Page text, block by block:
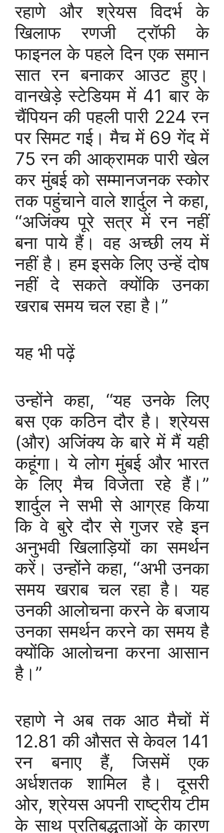
रहाणे और श्रेयस विदर्भ के
खिलाफ रणजी ट्रॉफी के
फाइनल के पहले दिन एक समान
सात रन बनाकर आउट हुए।
वानखेड़े स्टेडियम में 41 बार के
चैंपियन की पहली पारी 224 रन
पर सिमट गई। मैच में 69 गेंद में
75 रन की आक्रामक पारी खेल
कर मुंबई को सम्मानजनक स्कोर
तक पहुंचाने वाले शार्दुल ने कहा,
‘‘अजिंक्य पूरे सत्र में रन नहीं
बना पाये हैं। वह अच्छी लय में
नहीं है। हम इसके लिए उन्हें दोष
नहीं दे सकते क्योंकि उनका
खराब समय चल रहा है।”
यह भी पढ़ें
उन्होंने कहा, ‘‘यह उनके लिए
बस एक कठिन दौर है। श्रेयस
(और) अजिंक्य के बारे में मैं यही
कहूंगा। ये लोग मुंबई और भारत
के लिए मैच विजेता रहे हैं।”
शार्दुल ने सभी से आग्रह किया
कि वे बुरे दौर से गुजर रहे इन
अनुभवी खिलाड़ियों का समर्थन
करें। उन्होंने कहा, ‘‘अभी उनका
समय खराब चल रहा है। यह
उनकी आलोचना करने के बजाय
उनका समर्थन करने का समय है
क्योंकि आलोचना करना आसान
है।”
रहाणे ने अब तक आठ मैचों में
12.81 की औसत से केवल 141
रन बनाए हैं, जिसमें एक
अर्धशतक शामिल है। दूसरी
ओर, श्रेयस अपनी राष्ट्रीय टीम
के साथ प्रतिबद्धताओं के कारण